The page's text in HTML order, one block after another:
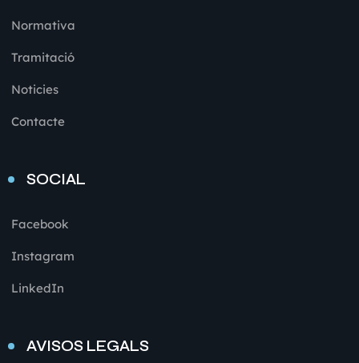
Normativa
Tramitació
Noticies
Contacte
SOCIAL
Facebook
Instagram
LinkedIn
AVISOS LEGALS